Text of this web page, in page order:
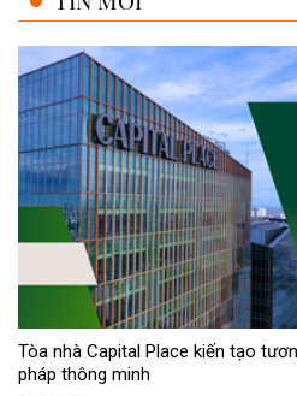
Tòa nhà Capital Place kiến tạo
pháp thông minh